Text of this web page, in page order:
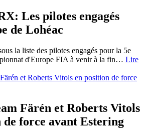
Les pilotes engagés
de Lohéac
la liste des pilotes engagés pour la 5e
d'Europe FIA à venir à la fin… Lire
Färén et Roberts Vitols
de force avant Estering